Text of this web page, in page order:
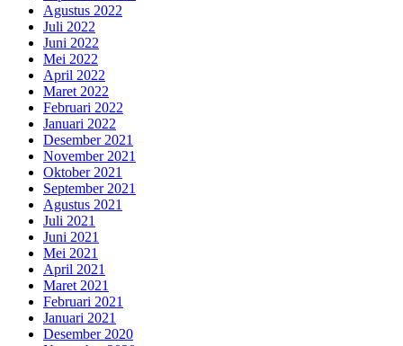
Agustus 2022
Juli 2022
Juni 2022
Mei 2022
April 2022
Maret 2022
Februari 2022
Januari 2022
Desember 2021
November 2021
Oktober 2021
September 2021
Agustus 2021
Juli 2021
Juni 2021
Mei 2021
April 2021
Maret 2021
Februari 2021
Januari 2021
Desember 2020